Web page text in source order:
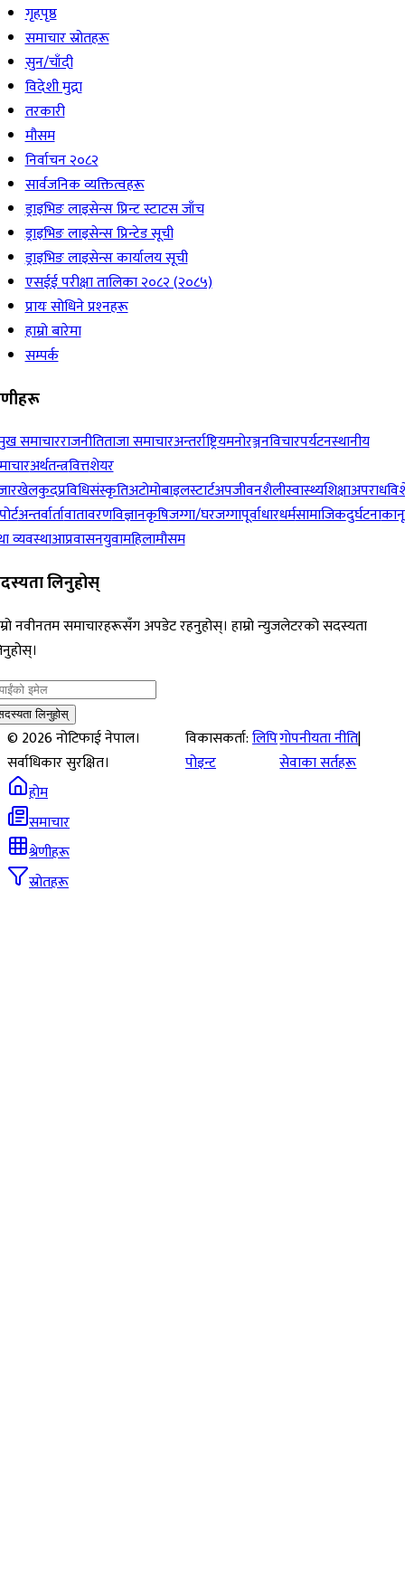
गृहपृष्ठ
समाचार स्रोतहरू
सुन/चाँदी
विदेशी मुद्रा
तरकारी
मौसम
निर्वाचन २०८२
सार्वजनिक व्यक्तित्वहरू
ड्राइभिङ लाइसेन्स प्रिन्ट स्टाटस जाँच
ड्राइभिङ लाइसेन्स प्रिन्टेड सूची
ड्राइभिङ लाइसेन्स कार्यालय सूची
एसईई परीक्षा तालिका २०८२ (२०८५)
प्रायः सोधिने प्रश्‍नहरू
हाम्रो बारेमा
सम्पर्क
समाचारराजनीतिताजा समाचारअन्तर्राष्ट्रियमनोरञ्जनविचारपर्यटनस्थानीय
अर्थतन्त्रवित्तशेयर
खेलकुदप्रविधिसंस्कृतिअटोमोबाइलस्टार्टअपजीवनशैलीस्वास्थ्यशिक्षाअपराध
अन्तर्वार्तावातावरणविज्ञानकृषिजग्गा/घरजग्गापूर्वाधारधर्मसामाजिकदुर्घटना
व्यवस्थाआप्रवासनयुवामहिलामौसम
लिनुहोस्
नवीनतम समाचारहरूसँग अपडेट रहनुहोस्। हाम्रो न्युजलेटरको सदस्यता
लिनुहोस्
©2026नोटिफाई नेपाल।
सर्वाधिकार सुरक्षित।
विकासकर्ता:लिपि
पोइन्ट
गोपनीयता नीति|
सेवाका सर्तहरू
होम
समाचार
श्रेणीहरू
स्रोतहरू